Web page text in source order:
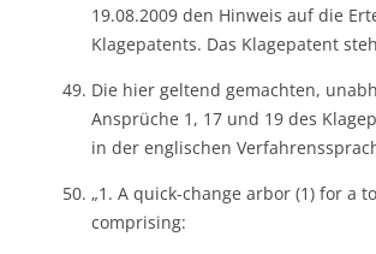
19.08.2009 den Hinweis auf die
Klagepatents. Das Klagepatent
Die hier geltend gemachten,
Ansprüche 1, 17 und 19 des
in der englischen
„1. A quick-change arbor (1) for a
comprising: